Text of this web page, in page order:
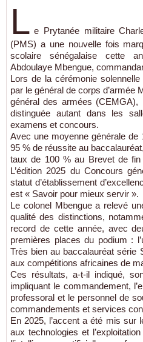
L e Prytanée militaire
(PMS) a une nouvelle fois
scolaire sénégalaise cette
Abdoulaye Mbengue,
Lors de la cérémonie
par le général de corps d’armée
général des armées (CEMGA),
distinguée autant dans les
examens et concours.
Avec une moyenne générale
95 % de réussite au
taux de 100 % au Brevet de fin
L’édition 2025 du Concours
statut d’établissement
est « Savoir pour mieux servir ».
Le colonel Mbengue a relevé
qualité des distinctions,
record de cette année, avec
premières places du podium :
Très bien au baccalauréat série
aux compétitions africaines de
Ces résultats, a-t-il indiqué,
impliquant le commandement,
professoral et le personnel de
commandements et services
En 2025, l’accent a été mis sur
aux technologies et